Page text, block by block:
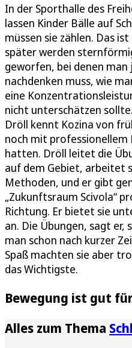
In der Sporthalle des
lassen Kinder Bälle auf
müssen sie zählen. Das
später werden
geworfen, bei denen man
nachdenken muss, wie
eine
nicht unterschätzen
Dröll kennt Kozina von
noch mit
hatten. Dröll leitet die
auf dem Gebiet, arbeitet
Methoden, und er gibt
„Zukunftsraum Scivola“
Richtung. Er bietet sie
an. Die Übungen, sagt er,
man schon nach kurzer
Spaß machten sie aber
das Wichtigste.
Bewegung ist gut
Alles zum Thema